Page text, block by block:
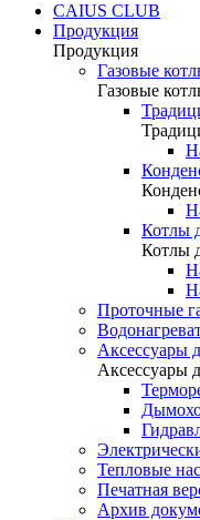
CAIUS CLUB
Продукция
Продукция
Газовые
Газовые
Котлы
Котлы
Проточные
Аксессуары
Аксессуары
Тепловые
Печатная
Архив